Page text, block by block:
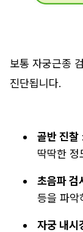
보통 자궁근종
진단됩니다.
골반 진찰
딱딱한 정
초음파 검
등을 파악
자궁 내시